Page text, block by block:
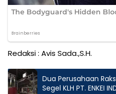
Redaksi : Avis Sada.,S.H.
Dua Perusahaan
Segel KLH PT. ENKEI